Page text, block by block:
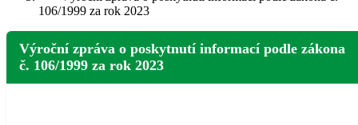
106/1999 za rok 2023
Výroční zpráva o poskytnutí informací podle zákona
č. 106/1999 za rok 2023